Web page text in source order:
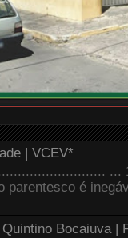
| VCEV*
...
parentesco é
Bocaiuva |